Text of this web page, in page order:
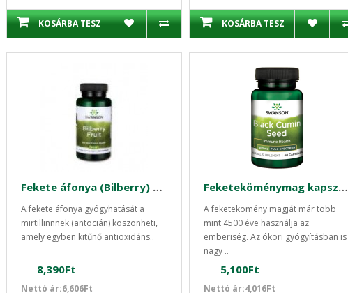
KOSÁRBA TESZ KOSÁRBA TESZ
Fekete áfonya (Bilberry) gyümölcs 470 mg/ 100 kapszula Swanson
A fekete áfonya gyógyhatását a
mirtillinnnek (antocián) köszönheti,
amely egyben kitűnő antioxidáns..
8,390Ft
Nettó ár:6,606Ft
Feketeköménymag kapszula 60 db / 400 mg Swanson
A feketekömény magját már több
mint 4500 éve használja az
emberiség. Az ókori gyógyításban is
nagy ..
5,100Ft
Nettó ár:4,016Ft